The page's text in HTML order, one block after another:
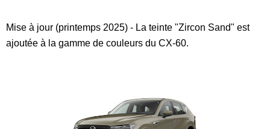
Mise à jour (printemps 2025) - La teinte "Zircon Sand" est
ajoutée à la gamme de couleurs du CX-60.